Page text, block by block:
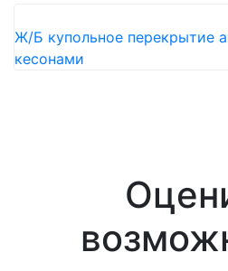
Ж/Б купольное перекрытие
кесонами